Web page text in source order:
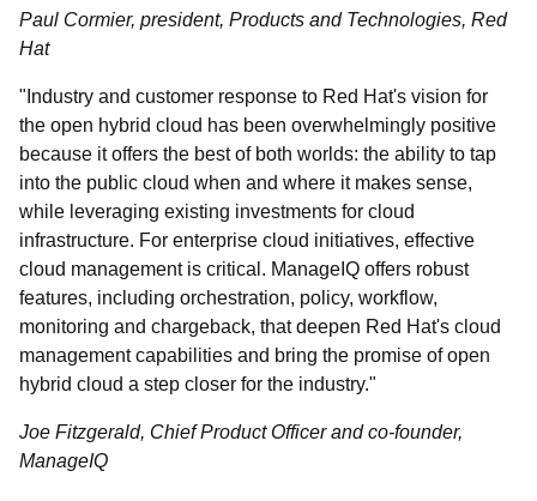
Paul Cormier, president, Products and Technologies, Red
Hat
"Industry and customer response to Red Hat's vision for
the open hybrid cloud has been overwhelmingly positive
because it offers the best of both worlds: the ability to tap
into the public cloud when and where it makes sense,
while leveraging existing investments for cloud
infrastructure. For enterprise cloud initiatives, effective
cloud management is critical. ManageIQ offers robust
features, including orchestration, policy, workflow,
monitoring and chargeback, that deepen Red Hat's cloud
management capabilities and bring the promise of open
hybrid cloud a step closer for the industry."
Joe Fitzgerald, Chief Product Officer and co-founder,
ManageIQ